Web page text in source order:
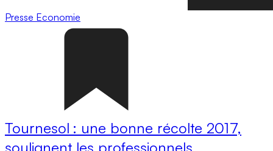
Presse Economie
Tournesol : une bonne récolte 2017,
soulignent les professionnels